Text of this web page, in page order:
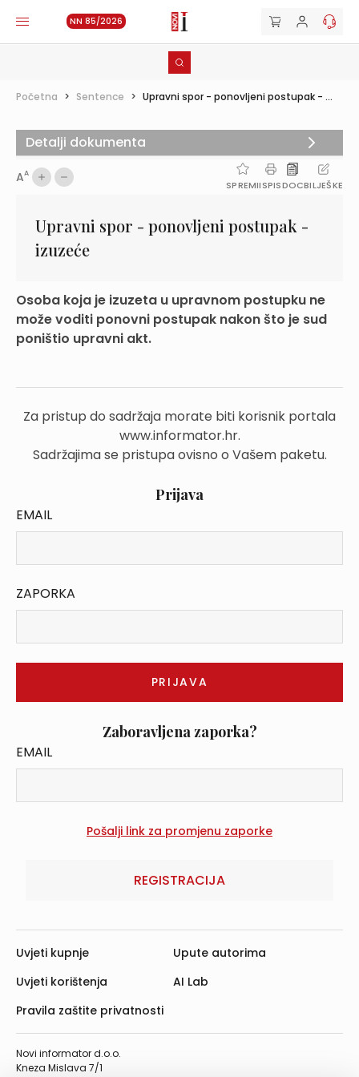
NN 85/2026
Početna > Sentence > Upravni spor - ponovljeni postupak - ...
AA
SPREMIISPISDOCBILJEŠKE
Upravni spor - ponovljeni postupak -
izuzeće
Osoba koja je izuzeta u upravnom postupku ne
može voditi ponovni postupak nakon što je sud
poništio upravni akt.
Za pristup do sadržaja morate biti korisnik portala
www.informator.hr.
Sadržajima se pristupa ovisno o Vašem paketu.
Prijava
EMAIL
ZAPORKA
Zaboravljena zaporka?
EMAIL
REGISTRACIJA
Detalji dokumenta
Novi informator d.o.o.
Kneza Mislava 7/1
Uvjeti kupnje
Uvjeti korištenja
Pravila zaštite privatnosti
Upute autorima
AI Lab